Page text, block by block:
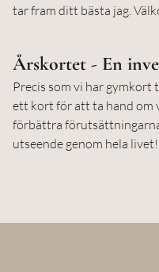
tar fram ditt bästa jag.
Årskortet - En
Precis som vi har
ett kort för att ta hand om
förbättra
utseende genom hela livet!